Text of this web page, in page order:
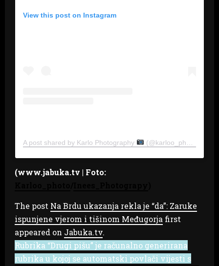
View this post on Instagram
A post shared by Karlo Photography (@karloo_photo)
(www.jabuka.tv | Foto:
The post Na Brdu ukazanja rekla je “da”: Zaruke
ispunjene vjerom i tišinom Međugorja first
appeared on Jabuka.tv.
Rubrika “Drugi pišu” je računalno generirana
rubrika u kojoj se automatski povlači vijesti s